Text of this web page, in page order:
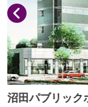
沼田パブリック